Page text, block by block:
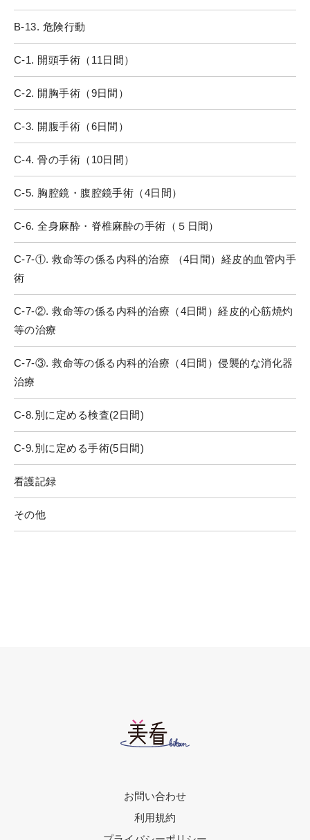
B-13. 危険行動
C-1. 開頭手術（11日間）
C-2. 開胸手術（9日間）
C-3. 開腹手術（6日間）
C-4. 骨の手術（10日間）
C-5. 胸腔鏡・腹腔鏡手術（4日間）
C-6. 全身麻酔・脊椎麻酔の手術（５日間）
C-7-①. 救命等の係る内科的治療 （4日間）経皮的血管内手
術
C-7-②. 救命等の係る内科的治療（4日間）経皮的心筋焼灼
等の治療
C-7-③. 救命等の係る内科的治療（4日間）侵襲的な消化器
治療
C-8.別に定める検査(2日間)
C-9.別に定める手術(5日間)
看護記録
その他
お問い合わせ
利用規約